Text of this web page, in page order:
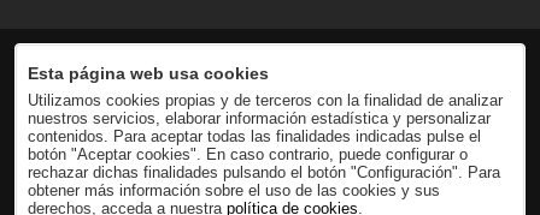
Esta página web usa cookies
Utilizamos cookies propias y de terceros con la finalidad de analizar
nuestros servicios, elaborar información estadística y personalizar
contenidos. Para aceptar todas las finalidades indicadas pulse el
botón "Aceptar cookies". En caso contrario, puede configurar o
rechazar dichas finalidades pulsando el botón "Configuración". Para
obtener más información sobre el uso de las cookies y sus
derechos, acceda a nuestra política de cookies.